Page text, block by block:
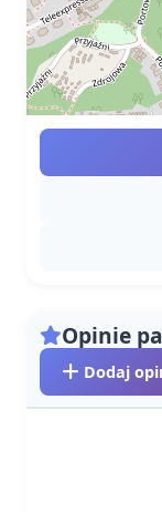
Opinie
Dodaj